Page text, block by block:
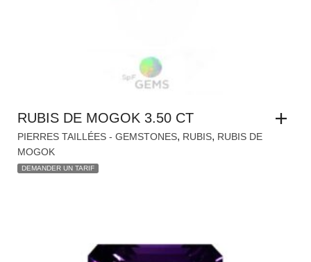
RUBIS DE MOGOK 3.50 CT
PIERRES TAILLÉES - GEMSTONES, RUBIS, RUBIS DE
MOGOK
DEMANDER UN TARIF